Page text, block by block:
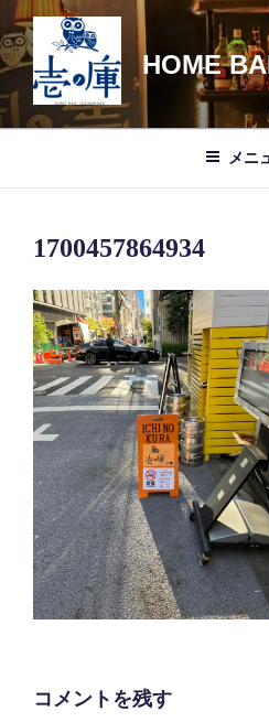
コ
ン
テ
ン
ツ
HOME
メニ
1700457864934
コメントを残す